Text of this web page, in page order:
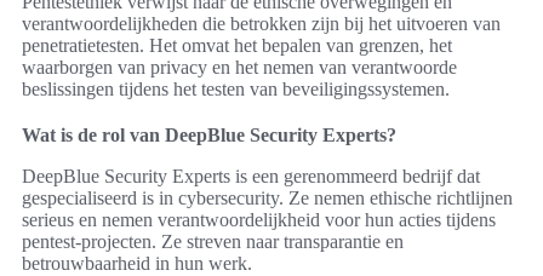
verantwoordelijkheden die betrokken zijn bij het uitvoeren van
penetratietesten. Het omvat het bepalen van grenzen, het
waarborgen van privacy en het nemen van verantwoorde
beslissingen tijdens het testen van beveiligingssystemen.
Wat is de rol van DeepBlue Security Experts?
DeepBlue Security Experts is een gerenommeerd bedrijf dat
gespecialiseerd is in cybersecurity. Ze nemen ethische richtlijnen
serieus en nemen verantwoordelijkheid voor hun acties tijdens
pentest-projecten. Ze streven naar transparantie en
betrouwbaarheid in hun werk.